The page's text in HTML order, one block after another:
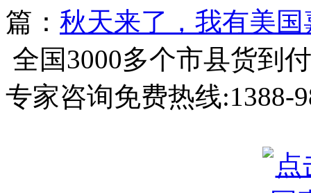
篇： 秋天来了，我有美国
全国3000多个市县货到
专家咨询免费热线:1388-